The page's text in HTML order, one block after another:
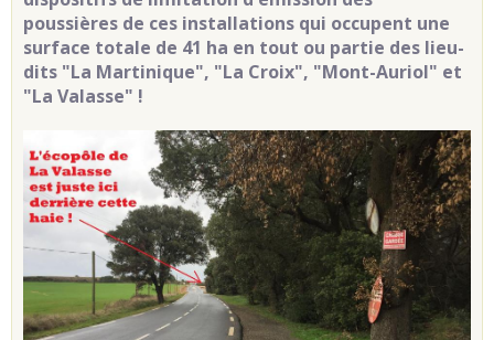
poussières de ces installations qui occupent une
surface totale de 41 ha en tout ou partie des lieu-
dits "La Martinique", "La Croix", "Mont-Auriol" et
"La Valasse" !